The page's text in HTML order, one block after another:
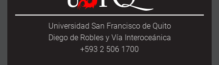
Universidad San Francisco de Quito
Diego de Robles y Vía Interoceánica
+593 2 506 1700